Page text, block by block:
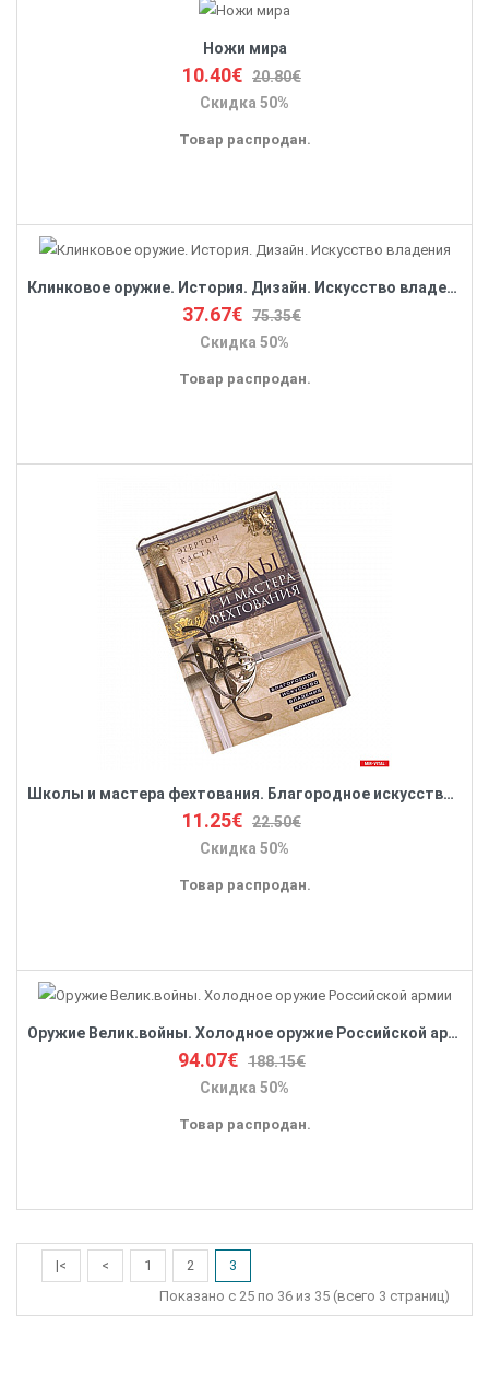
Ножи мира
10.40€ 20.80€
Скидка 50%
Товар распродан.
Клинковое оружие. История. Дизайн. Искусство владения
37.67€ 75.35€
Скидка 50%
Товар распродан.
Школы и мастера фехтования. Благородное искусство владения клинком
11.25€ 22.50€
Скидка 50%
Товар распродан.
Оружие Велик.войны. Холодное оружие Российской армии
94.07€ 188.15€
Скидка 50%
Товар распродан.
|< < 1 2
3
Показано с 25 по 36 из 35 (всего 3 страниц)